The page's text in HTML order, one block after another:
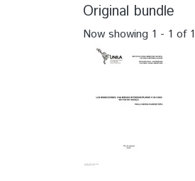
Original bundle
Now showing 1 - 1 of 1